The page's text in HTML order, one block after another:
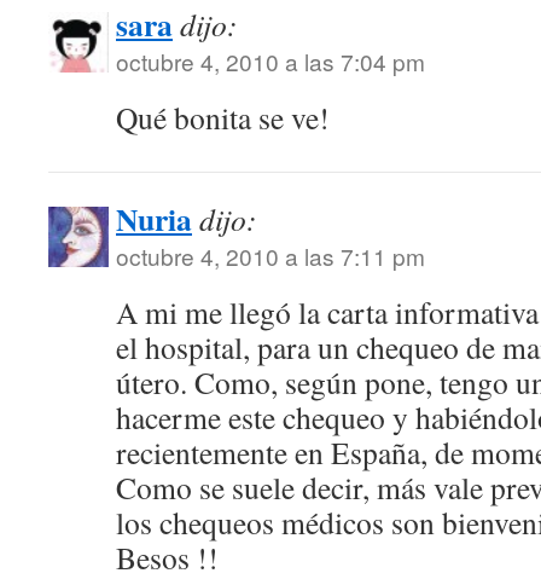
saradijo:
octubre 4, 2010 a las 7:04 pm
Qué bonita se ve!
Nuriadijo:
octubre 4, 2010 a las 7:11 pm
A mi me llegó la carta
el hospital, para un chequeo de
útero. Como, según pone, tengo
hacerme este chequeo y
recientemente en España, de
Como se suele decir, más vale
los chequeos médicos son
Besos !!